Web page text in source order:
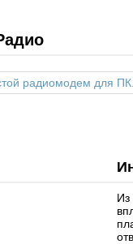
радиомодем для ПК.
Из